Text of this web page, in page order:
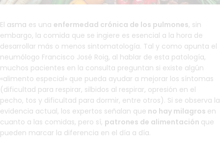
El asma es una enfermedad crónica de los pulmones, sin
embargo, la comida que se ingiere es esencial a la hora de
desarrollar más o menos sintomatología. Tal y como apunta el
neumólogo Francisco José Roig, al hablar de esta patología,
muchos pacientes en la consulta preguntan si existe algún
«alimento especial» que pueda ayudar a mejorar los síntomas
(dificultad para respirar, silbidos al respirar, opresión en el
pecho, tos y dificultad para dormir, entre otros). Si se observa la
evidencia actual, los expertos señalan que no hay milagros en
cuanto a las comidas, pero sí, patrones de alimentación que
pueden marcar la diferencia en el día a día.